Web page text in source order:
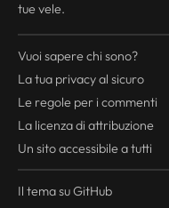
tue vele.
Vuoi sapere chi sono?
La tua privacyal sicuro
Le regole per i commenti
La licenza di attribuzione
Un sito accessibile a tutti
Il tema su GitHub